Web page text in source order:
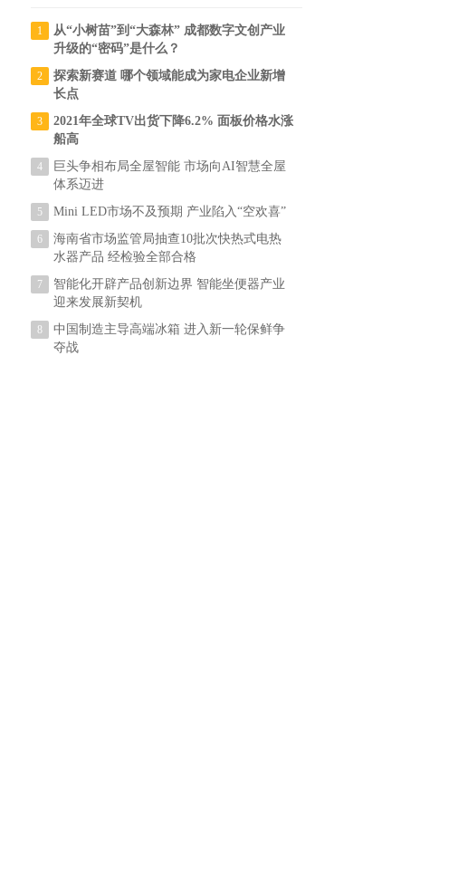
1
从“小树苗”到“大森林” 成都数字文创产业
升级的“密码”是什么？
2
探索新赛道 哪个领域能成为家电企业新增
长点
3
2021年全球TV出货下降6.2% 面板价格水涨
船高
4
巨头争相布局全屋智能 市场向AI智慧全屋
体系迈进
5 Mini LED市场不及预期 产业陷入“空欢喜”
6
海南省市场监管局抽查10批次快热式电热
水器产品 经检验全部合格
7
智能化开辟产品创新边界 智能坐便器产业
迎来发展新契机
8
中国制造主导高端冰箱 进入新一轮保鲜争
夺战